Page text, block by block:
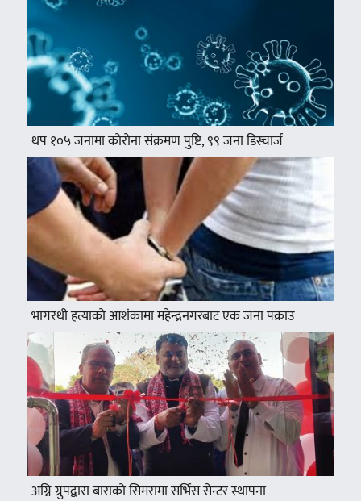
थप १०५ जनामा कोरोना संक्रमण पुष्टि, ९९ जना डिस्चार्ज
भागरथी हत्याको आशंकामा महेन्द्रनगरबाट एक जना पक्राउ
अग्नि ग्रुपद्वारा बाराको सिमरामा सर्भिस सेन्टर स्थापना